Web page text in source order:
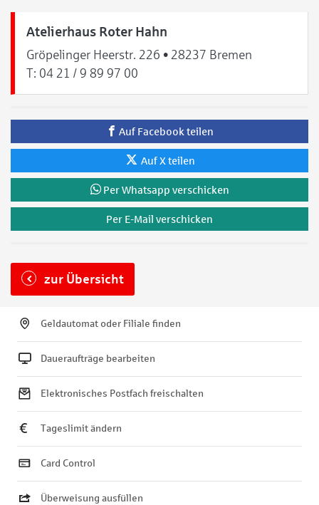
Atelierhaus Roter Hahn
Gröpelinger Heerstr. 226 • 28237 Bremen
T: 04 21 / 9 89 97 00
Auf Facebook teilen
Auf X teilen
Per Whatsapp verschicken
Per E-Mail verschicken
zur Übersicht
Geldautomat oder Filiale finden
Daueraufträge bearbeiten
Elektronisches Postfach freischalten
Tageslimit ändern
Card Control
Überweisung ausfüllen